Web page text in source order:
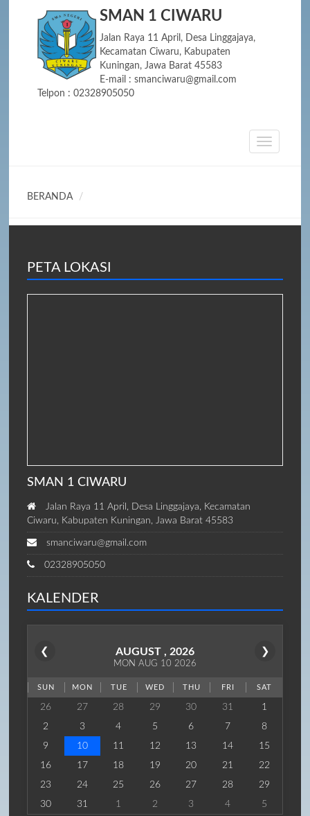
SMAN 1 CIWARU
Jalan Raya 11 April, Desa Linggajaya,
Kecamatan Ciwaru, Kabupaten
Kuningan, Jawa Barat 45583
E-mail : smanciwaru@gmail.com
Telpon : 02328905050
BERANDA
PETA LOKASI
SMAN 1 CIWARU
Jalan Raya 11 April, Desa Linggajaya, Kecamatan
Ciwaru, Kabupaten Kuningan, Jawa Barat 45583
smanciwaru@gmail.com
02328905050
KALENDER
❮ AUGUST , 2026
MON AUG 10 2026
❯
SUN MON TUE WED THU FRI SAT
26 27 28 29 30 31
1
2
3 4 5 6 7
8
9
10 11 12 13 14
15
16
17 18 19 20 21
22
23
24 25 26 27 28
29
30
31 1 2 3 4 5